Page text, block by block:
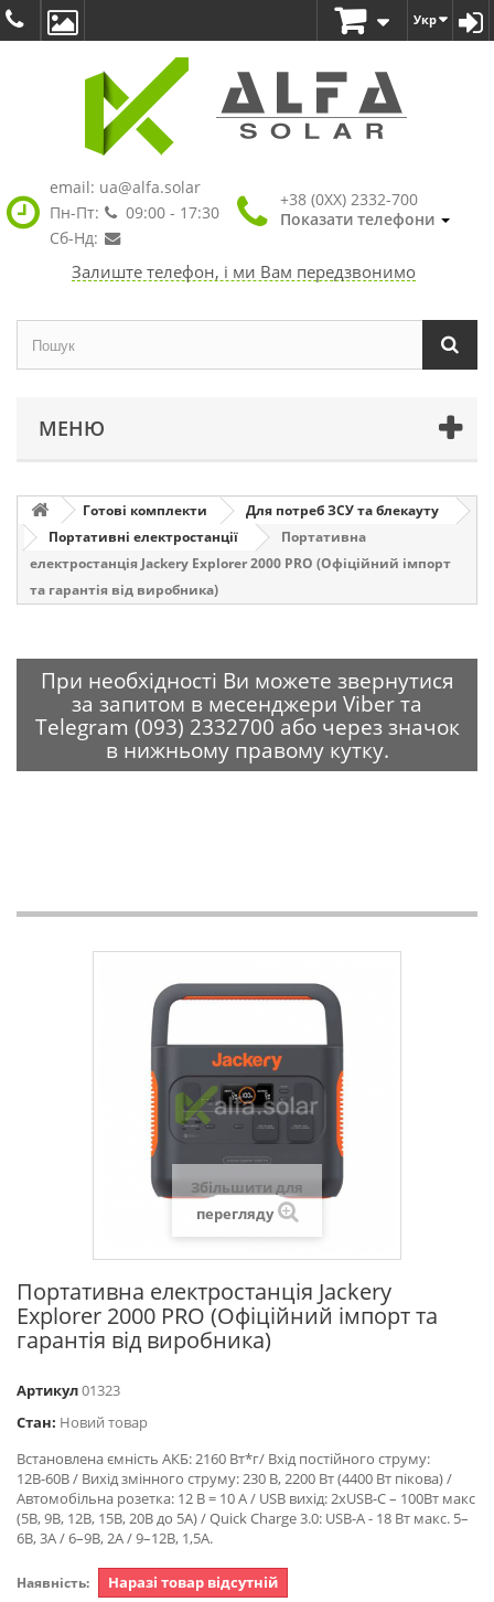
Укр
email: ua@alfa.solar
Пн-Пт:
09:00 - 17:30
Сб-Нд:
+38 (0XX) 2332-700
Показати телефони
Залиште телефон, і ми Вам передзвонимо
МЕНЮ
Готові комплекти
Для потреб ЗСУ та блекауту
Портативні електростанції
Портативна
електростанція Jackery Explorer 2000 PRO (Офіційний імпорт
та гарантія від виробника)
При необхідності Ви можете звернутися
за запитом в месенджери Viber та
Telegram (093) 2332700 або через значок
в нижньому правому кутку.
Збільшити для
перегляду
Портативна електростанція Jackery
Explorer 2000 PRO (Офіційний імпорт та
гарантія від виробника)
Артикул01323
Стан: Новий товар
Встановлена ємність АКБ: 2160 Вт*г/ Вхід постійного струму:
12В-60В / Вихід змінного струму: 230 В, 2200 Вт (4400 Вт пікова) /
Автомобільна розетка: 12 В = 10 А / USB вихід: 2хUSB-С – 100Вт макс
(5В, 9В, 12В, 15В, 20В до 5А) / Quick Charge 3.0: USB-A - 18 Вт макс. 5–
6В, 3A / 6–9В, 2A / 9–12В, 1,5A.
Наявність: Наразі товар відсутній